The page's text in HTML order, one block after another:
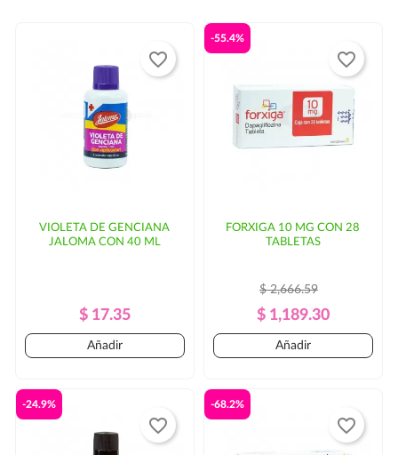
VIOLETA DE GENCIANA
JALOMA CON 40 ML
Precio
Regular
Precio
$ 17.35
Añadir
favorite_border
FORXIGA 10 MG CON 28
TABLETAS
Precio
Regular
$ 2,666.59
Precio
$ 1,189.30
-55.4%
Añadir
favorite_border
-24.9%
favorite_border
-68.2%
favorite_border